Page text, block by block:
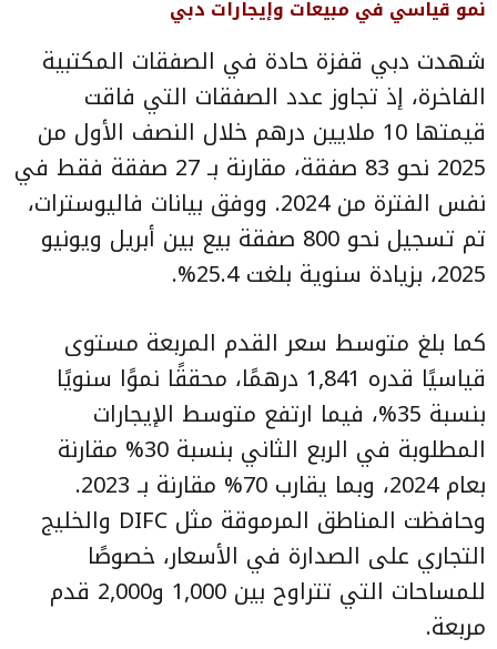
نمو قياسي في مبيعات وإيجارات دبي
شهدت دبي قفزة حادة في الصفقات المكتبية
الفاخرة، إذ تجاوز عدد الصفقات التي فاقت
قيمتها 10 ملايين درهم خلال النصف الأول من
2025 نحو 83 صفقة، مقارنة بـ 27 صفقة فقط في
نفس الفترة من 2024. ووفق بيانات فاليوسترات،
تم تسجيل نحو 800 صفقة بيع بين أبريل ويونيو
2025، بزيادة سنوية بلغت 25.4%.
كما بلغ متوسط سعر القدم المربعة مستوى
قياسيًا قدره 1,841 درهمًا، محققًا نموًا سنويًا
بنسبة 35%، فيما ارتفع متوسط الإيجارات
المطلوبة في الربع الثاني بنسبة 30% مقارنة
بعام 2024، وبما يقارب 70% مقارنة بـ 2023.
وحافظت المناطق المرموقة مثل DIFC والخليج
التجاري على الصدارة في الأسعار، خصوصًا
للمساحات التي تتراوح بين 1,000 و2,000 قدم
مربعة.